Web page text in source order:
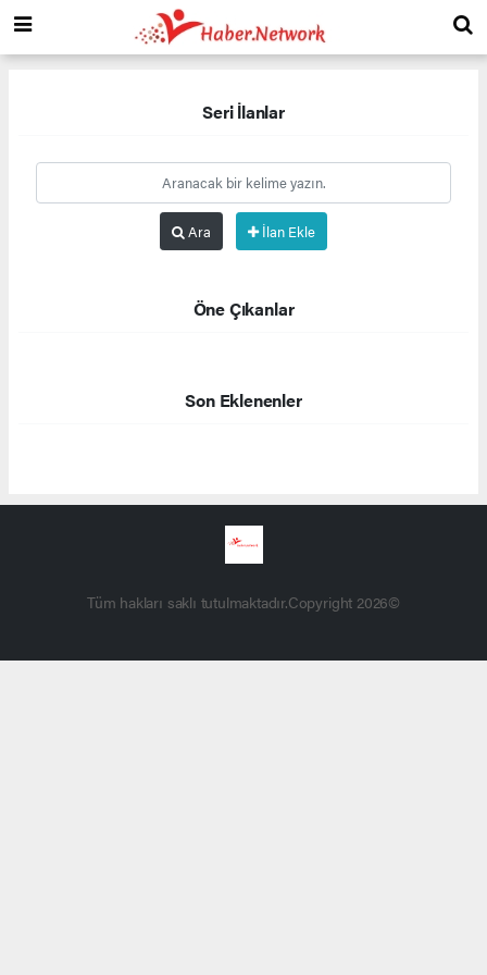
Seri İlanlar
Ara İlan Ekle
Öne Çıkanlar
Son Eklenenler
Tüm hakları saklı tutulmaktadır.Copyright 2026©